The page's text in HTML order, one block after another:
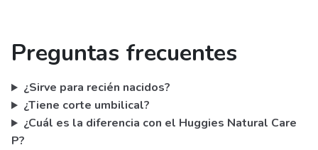
Preguntas frecuentes
¿Sirve para recién nacidos?
¿Tiene corte umbilical?
¿Cuál es la diferencia con el Huggies Natural Care
P?